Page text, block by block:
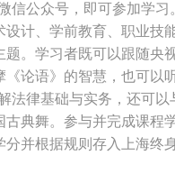
信公众号，即可参加学习
设计、学前教育、职业技
题。学习者既可以跟随央
《论语》的智慧，也可以
法律基础与实务，还可以
古典舞。参与并完成课程
分并根据规则存入上海终